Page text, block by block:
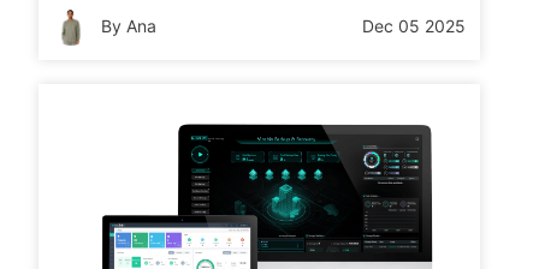
negócios e se recuperar rapidamente de
interrupções, ataques cibernéticos e desastres
naturais.
By Ana Dec 05 2025